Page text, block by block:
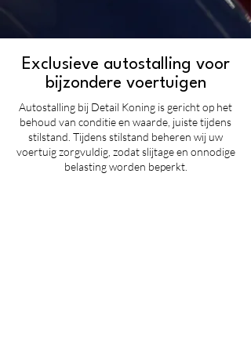
Exclusieve autostalling voor
bijzondere voertuigen
Autostalling bij Detail Koning is gericht op het
behoud van conditie en waarde, juiste tijdens
stilstand. Tijdens stilstand beheren wij uw
voertuig zorgvuldig, zodat slijtage en onnodige
belasting worden beperkt.